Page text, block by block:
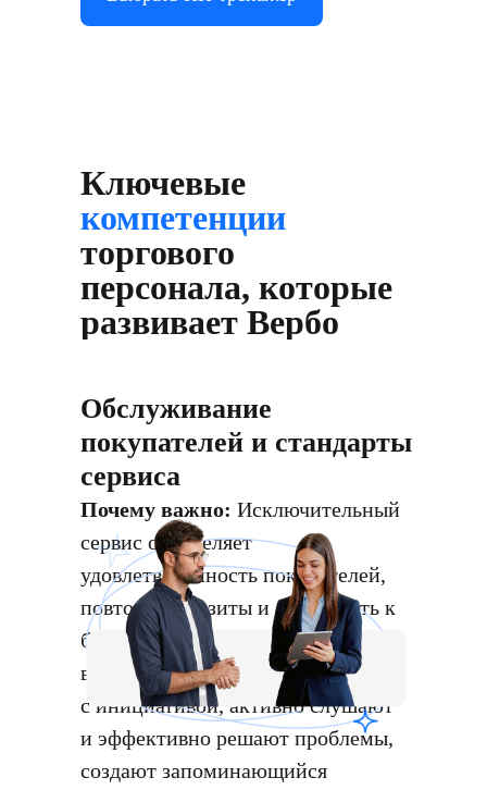
Ключевые
компетенции
торгового
персонала, которые
развивает Вербо
Обслуживание
покупателей и стандарты
сервиса
Почему важно: Исключительный
сервис определяет
удовлетворённость покупателей,
повторные визиты и лояльность к
бренду. Консультанты, которые
встречают покупателя
с инициативой, активно слушают
и эффективно решают проблемы,
создают запоминающийся